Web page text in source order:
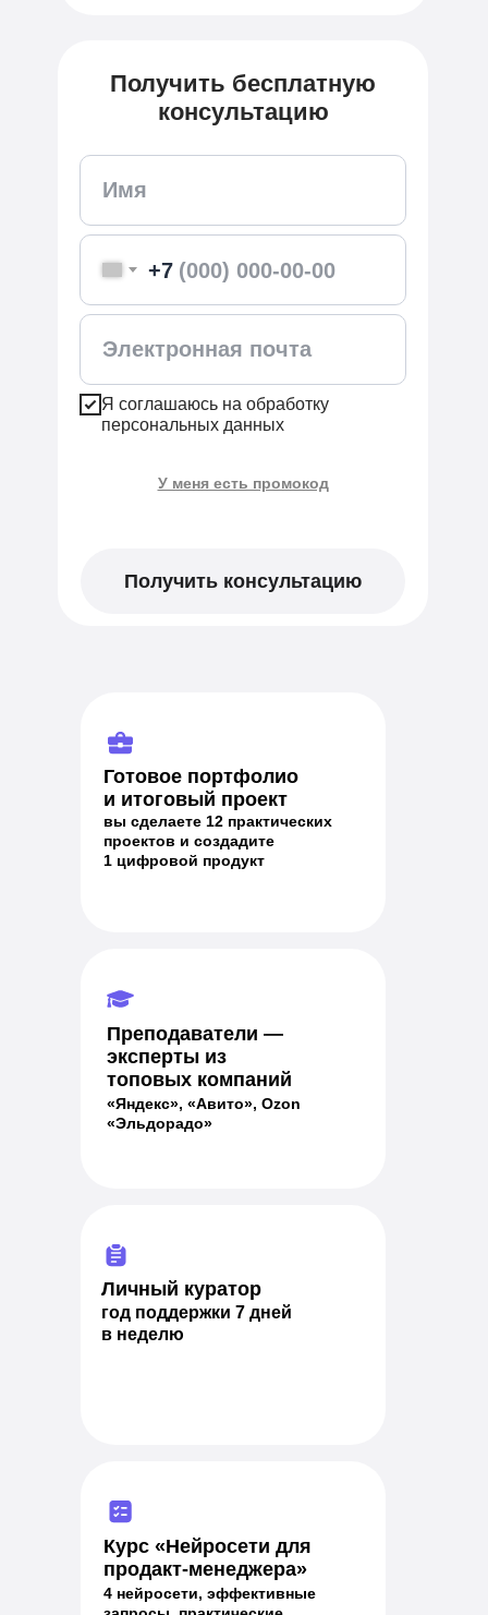
+7
Я соглашаюсь на обработку
персональных данных
Получить консультацию
Применить
Получить бесплатную
консультацию
У меня есть промокод
Готовое портфолио
и итоговый проект
вы сделаете 12 практических
проектов и создадите
1 цифровой продукт
Преподаватели —
эксперты из
топовых компаний
«Яндекс», «Авито», Ozon
«Эльдорадо»
Курс «Нейросети для
продакт-менеджера»
4 нейросети, эффективные
Личный куратор
год поддержки 7 дней
в неделю